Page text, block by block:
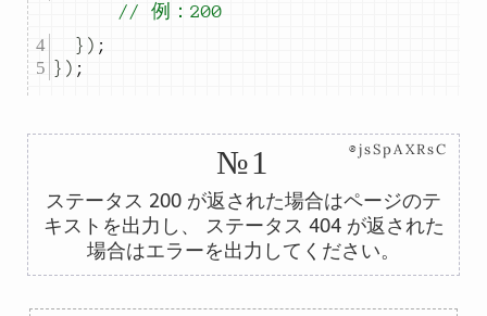
// 例：200
}) ;
}) ;
№1 ⊗jsSpAXRsC
ステータス 200 が返された場合はページのテ
キストを出力し、 ステータス 404が返された
場合はエラーを出力してください。